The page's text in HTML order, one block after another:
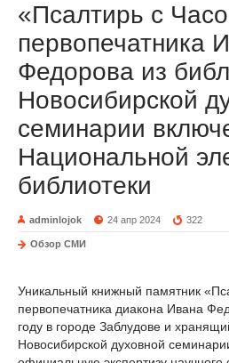
«Псалтирь с
первопечатника
Федорова из
Новосибирской
семинарии
Национальной
библиотеки
adminlojok 24 апр 2024 322
Обзор СМИ
Уникальный книжный памятник
первопечатника диакона Ивана
году в городе Заблудове и
Новосибирской духовной